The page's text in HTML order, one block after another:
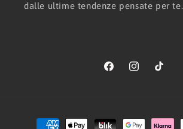
dalle ultime tendenze pensate per te.
FacebookInstagramTikTok
Metodi